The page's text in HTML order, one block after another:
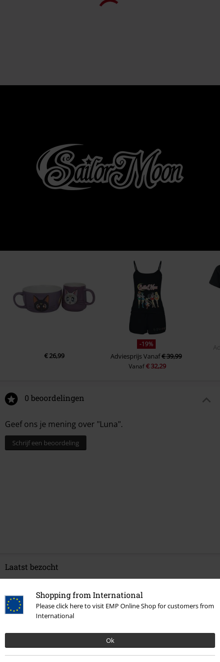
Shopping from International
Please click here to visit EMP Online Shop for customers from
International
Ok
€ 26,99
-19%
AdviesprijsVanaf€ 39,99
Vanaf€ 32,29
0 beoordelingen
Geef ons je mening over "Luna".
Schrijf een beoordeling
Laatst bezocht